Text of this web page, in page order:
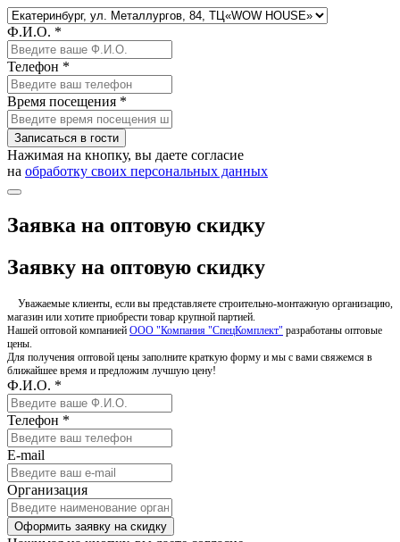
Ф.И.О. *
Телефон *
Время посещения *
Записаться в гости
Нажимая на кнопку, вы даете согласие
на обработку своих персональных данных
Заявка на оптовую скидку
Заявку на оптовую скидку
Уважаемые клиенты, если вы представляете строительно-монтажную организацию,
магазин или хотите приобрести товар крупной партией.
Нашей оптовой компанией ООО "Компания "СпецКомплект" разработаны оптовые
цены.
Для получения оптовой цены заполните краткую форму и мы с вами свяжемся в
ближайшее время и предложим лучшую цену!
Ф.И.О. *
Телефон *
E-mail
Организация
Оформить заявку на скидку